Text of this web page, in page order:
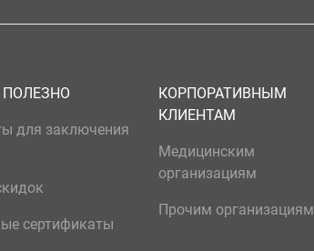
для заключения
сертификаты
КОРПОРАТИВНЫМ
КЛИЕНТАМ
Медицинским
организациям
Прочим организациям